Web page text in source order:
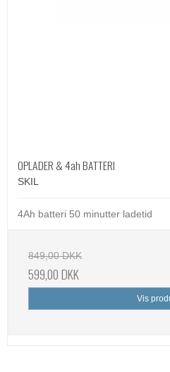
OPLADER & 4ah BATTERI
SKIL
4Ah batteri 50 minutter ladetid
849,00 DKK
599,00 DKK
Vis